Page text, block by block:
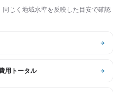
同じく地域水準を反映した目安で確認
用トータル